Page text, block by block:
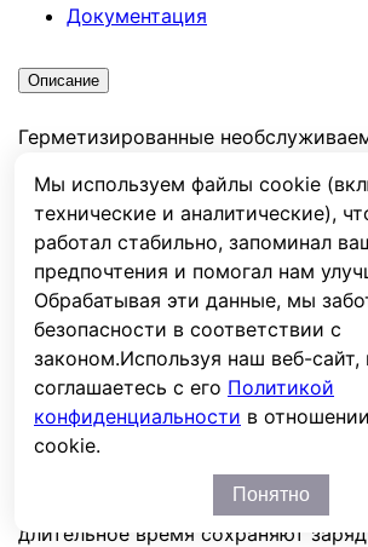
Мы используем файлы cookie
технические и аналитические),
работал стабильно, запоминал
предпочтения и помогал нам
Обрабатывая эти данные, мы
безопасности в соответствии с
законом.Используя наш веб-сайт,
соглашаетесь с его Политикой
конфиденциальности в
cookie.
Понятно
Документация
Описание
Герметизированные
оптимальное решение для
и бесперебойного питания
оборудования. Изготовленные по
(Absorbent Glass Mat), эти
требуют обслуживания на
службы и полностью исключают
электролита.
Аккумуляторы выполнены в
корпусе из ABS пластика, что
безопасность их эксплуатации.
пониженному саморазряду, эти
длительное время сохраняют